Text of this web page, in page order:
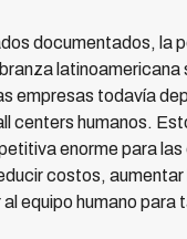
documentados, la
latinoamericana
empresas todavía
centers humanos.
enorme para
costos,
equipo humano para